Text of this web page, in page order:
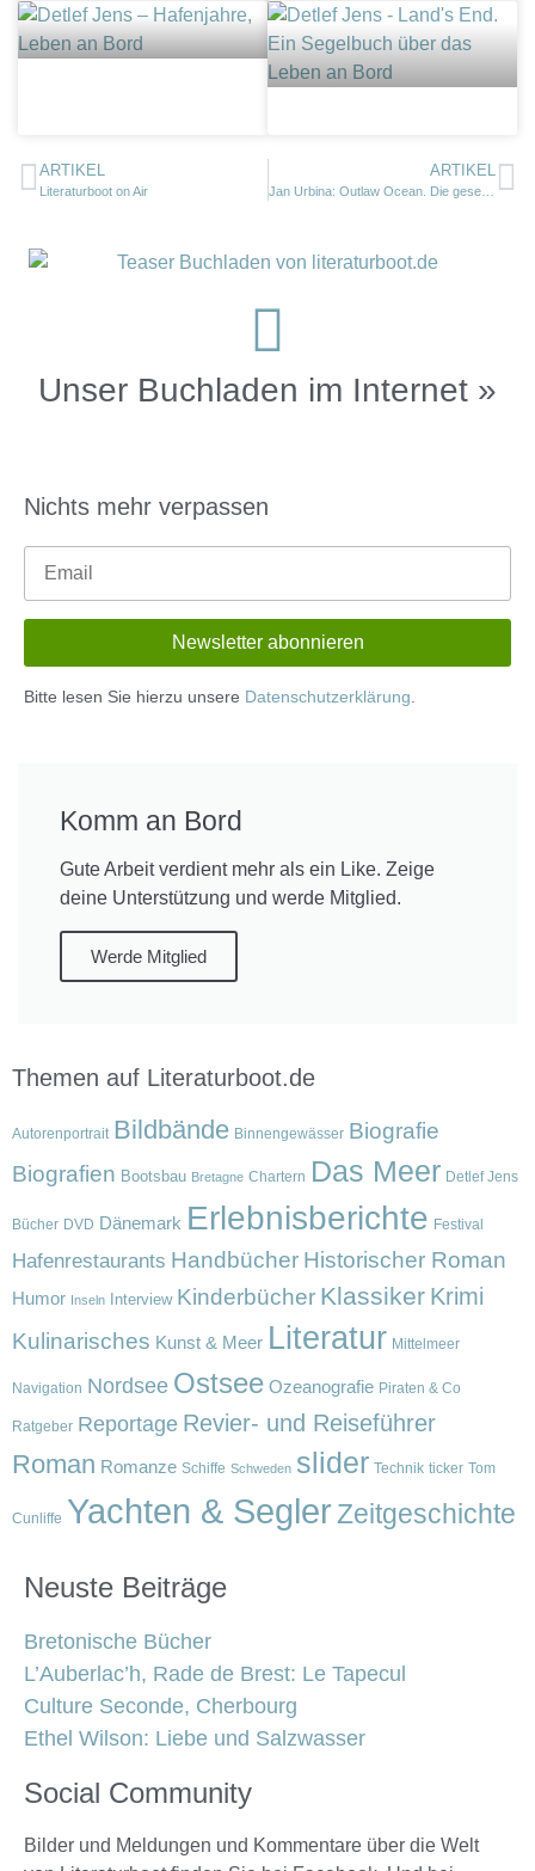
ARTIKEL
Literaturboot on Air
ARTIKEL
Jan Urbina: Outlaw Ocean. Die gesetzlose See
Unser Buchladen im Internet »
Nichts mehr verpassen
Bitte lesen Sie hierzu unsere Datenschutzerklärung.
Komm an Bord
Gute Arbeit verdient mehr als ein Like. Zeige
deine Unterstützung und werde Mitglied.
Werde Mitglied
Themen auf Literaturboot.de
Autorenportrait Bildbände Binnengewässer Biografie
Biografien Bootsbau Bretagne Chartern Das Meer Detlef Jens
Bücher DVD Dänemark Erlebnisberichte Festival
Hafenrestaurants Handbücher Historischer Roman
Humor Inseln Interview Kinderbücher Klassiker Krimi
Kulinarisches Kunst & Meer Literatur Mittelmeer
Navigation Nordsee Ostsee Ozeanografie Piraten & Co
Ratgeber Reportage Revier- und Reiseführer
Roman Romanze Schiffe Schweden slider Technik ticker Tom
Cunliffe Yachten & SeglerZeitgeschichte
Neuste Beiträge
Bretonische Bücher
L’Auberlac’h, Rade de Brest: Le Tapecul
Culture Seconde, Cherbourg
Ethel Wilson: Liebe und Salzwasser
Social Community
Bilder und Meldungen und Kommentare über die Welt